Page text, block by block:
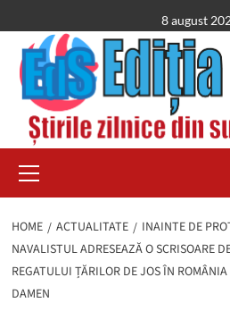
to
content
8 august
Menu
HOME ACTUALITATE
INAINTE DE
NAVALISTUL ADRESEAZĂ O SCRISOARE
REGATULUI ȚĂRILOR DE JOS ÎN
DAMEN